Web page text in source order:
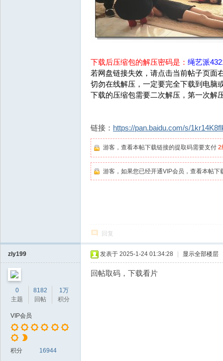
下载后压缩包的解压密码是： 绳艺派
若网盘链接失效，请点击当前帖子页面
切勿在线解压，一定要完全下载到电脑
下载的压缩包需要二次解压，第一次解
链接： https://pan.baidu.com/s/
游客，查看本帖下载链接的提取码需要支付 2
游客，如果您已经开通VIP会员，查看本帖下
回复
zly199
0
主题
8182
回帖
1万
积分
VIP会员
积分 16944
发表于 2025-1-24 01:34:28 显示全部楼层
回帖取码，下载看片